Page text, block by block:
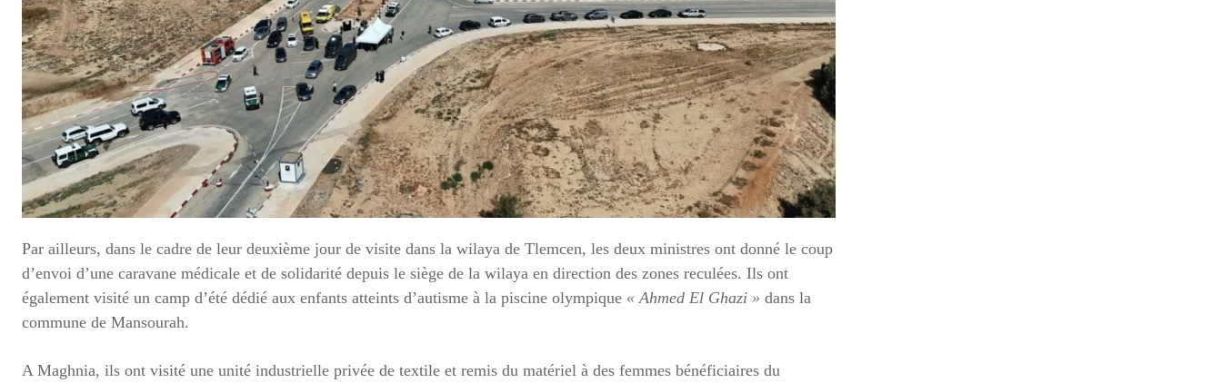
Par ailleurs, dans le cadre de leur deuxième jour de visite dans la wilaya de Tlemcen, les deux ministres ont donné le coup
d’envoi d’une caravane médicale et de solidarité depuis le siège de la wilaya en direction des zones reculées. Ils ont
également visité un camp d’été dédié aux enfants atteints d’autisme à la piscine olympique « Ahmed El Ghazi » dans la
commune de Mansourah.
A Maghnia, ils ont visité une unité industrielle privée de textile et remis du matériel à des femmes bénéficiaires du